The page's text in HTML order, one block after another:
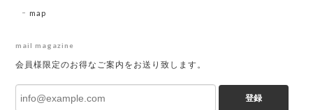
map
mail magazine
会員様限定のお得なご案内をお送り致します。
登録